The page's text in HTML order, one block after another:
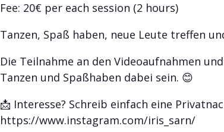
Fee: 20€ per each session (2 hours)
Tanzen, Spaß haben, neue Leute treffen
Die Teilnahme an den Videoaufnahmen
Tanzen und Spaßhaben dabei sein. 😊
📩 Interesse? Schreib einfach eine
https://www.instagram.com/iris_sarn/